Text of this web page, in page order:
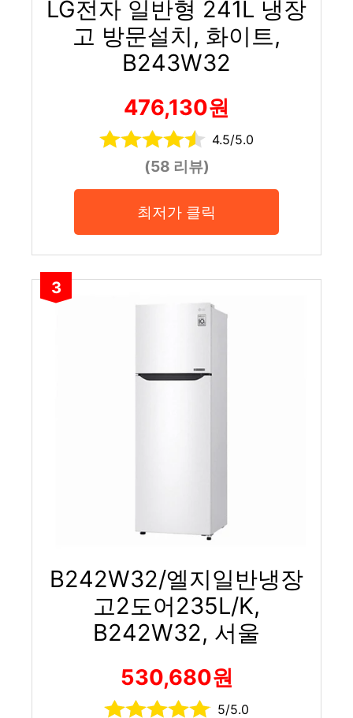
LG전자 일반형 241L 냉장
고 방문설치, 화이트,
B243W32
476,130원
4.5/5.0
(58 리뷰)
최저가 클릭
3
B242W32/엘지일반냉장
고2도어235L/K,
B242W32, 서울
530,680원
5/5.0